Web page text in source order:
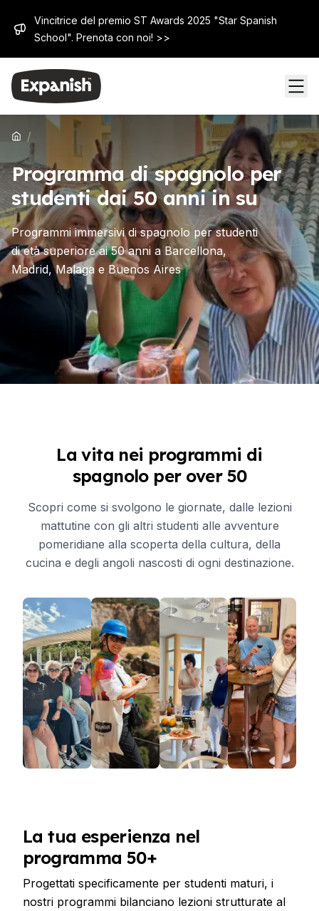
Vincitrice del premio ST Awards 2025 "Star Spanish
School". Prenota con noi! >>
/
Programma di spagnolo per
studenti dai 50 anni in su
Programmi immersivi di spagnolo per studenti
di età superiore ai 50 anni a Barcellona, ​​
Madrid, Malaga e Buenos Aires
La vita nei programmi di
spagnolo per over 50
Scopri come si svolgono le giornate, dalle lezioni
mattutine con gli altri studenti alle avventure
pomeridiane alla scoperta della cultura, della
cucina e degli angoli nascosti di ogni destinazione.
La tua esperienza nel
programma 50+
Progettati specificamente per studenti maturi, i
nostri programmi bilanciano lezioni strutturate al